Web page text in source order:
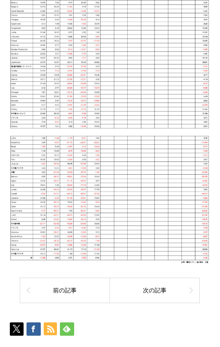
前の記事 次の記事